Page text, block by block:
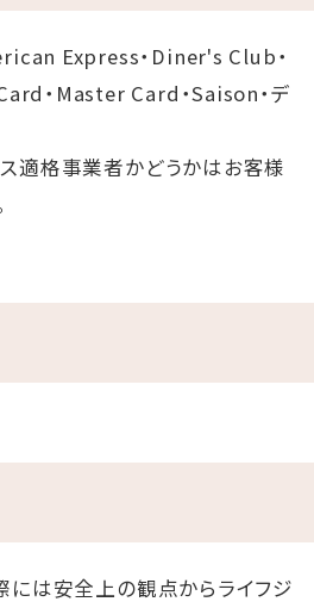
Express・Diner's Club・
Card・Master Card・Saison・デ
適格事業者かどうかはお客様
には安全上の観点からライフジ